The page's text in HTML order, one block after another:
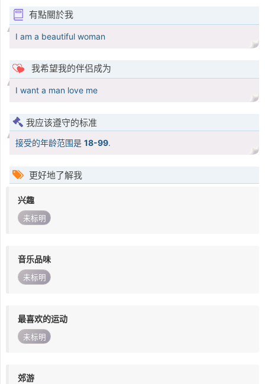
有點關於我
I am a beautiful woman
我希望我的伴侣成为
I want a man love me
我应该遵守的标准
接受的年龄范围是 18-99.
更好地了解我
兴趣
未标明
音乐品味
未标明
最喜欢的运动
未标明
郊游